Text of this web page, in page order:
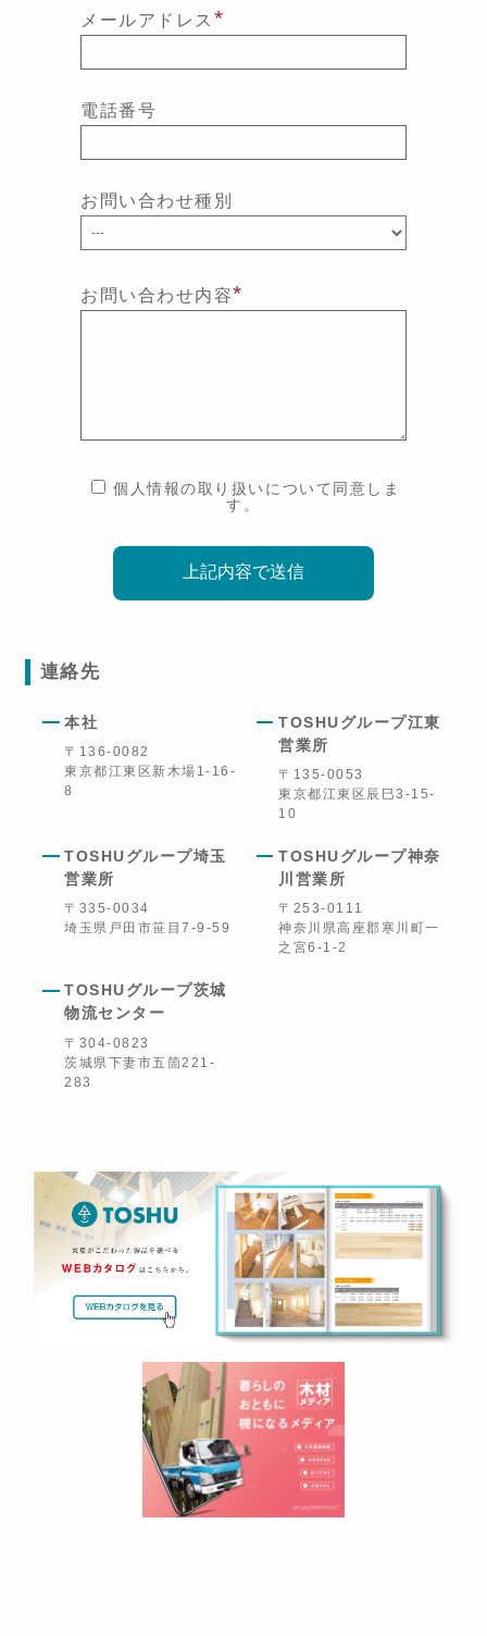
メールアドレス *
電話番号
お問い合わせ種別
お問い合わせ内容*
個人情報の取り扱いについて同意しま
す。
連絡先
本社
〒136-0082
東京都江東区新木場1-16-
8
TOSHUグループ江東
営業所
〒135-0053
東京都江東区辰巳3-15-
10
TOSHUグループ埼玉
営業所
〒335-0034
埼玉県戸田市笹目7-9-59
TOSHUグループ神奈
川営業所
〒253-0111
神奈川県高座郡寒川町一
之宮6-1-2
TOSHUグループ茨城
物流センター
〒304-0823
茨城県下妻市五箇221-
283